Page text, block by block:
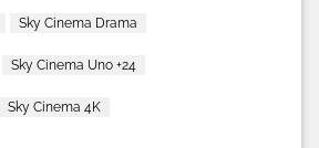
Sky Cinema Drama
Sky Cinema Uno +24
Sky Cinema 4K